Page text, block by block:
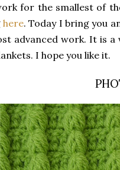
for the smallest of
here. Today I bring you
advanced work. It is a
I hope you like it.